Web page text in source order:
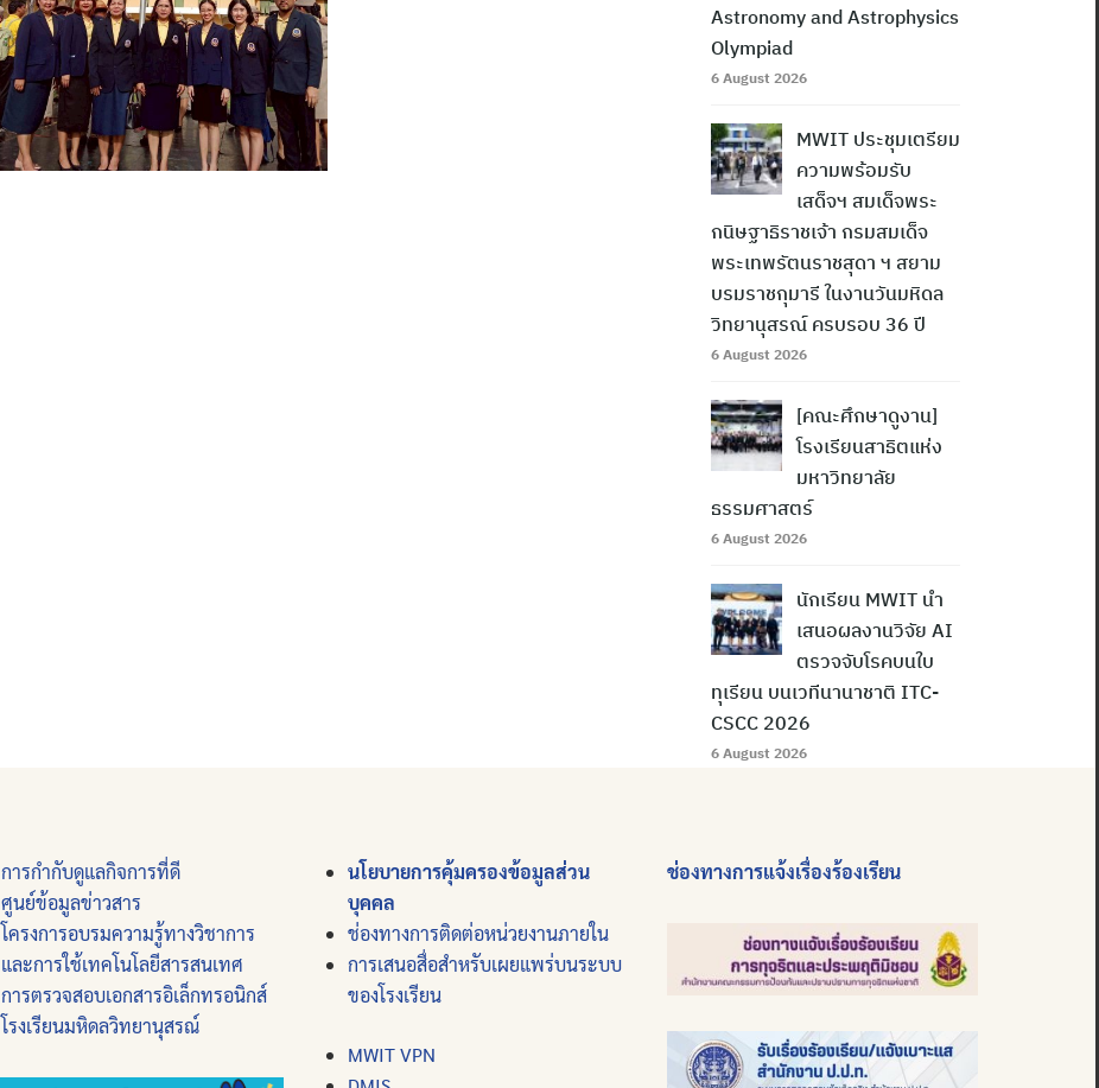
Astronomy and Astrophysics
Olympiad
6 August 2026
MWIT ประชุมเตรียม
ความพร้อมรับ
เสด็จฯ สมเด็จพระ
กนิษฐาธิราชเจ้า กรมสมเด็จ
พระเทพรัตนราชสุดา ฯ สยาม
บรมราชกุมารี ในงานวันมหิดล
วิทยานุสรณ์ ครบรอบ 36 ปี
6 August 2026
[คณะศึกษาดูงาน]
โรงเรียนสาธิตแห่ง
มหาวิทยาลัย
ธรรมศาสตร์
6 August 2026
นักเรียน MWIT นำ
เสนอผลงานวิจัย AI
ตรวจจับโรคบนใบ
ทุเรียน บนเวทีนานาชาติ ITC-
CSCC 2026
6 August 2026
การกำกับดูแลกิจการที่ดี
ศูนย์ข้อมูลข่าวสาร
โครงการอบรมความรู้ทางวิชาการ
และการใช้เทคโนโลยีสารสนเทศ
การตรวจสอบเอกสารอิเล็กทรอนิกส์
โรงเรียนมหิดลวิทยานุสรณ์
นโยบายการคุ้มครองข้อมูลส่วน
บุคคล
ช่องทางการติดต่อหน่วยงานภายใน
การเสนอสื่อสำหรับเผยแพร่บนระบบ
ของโรงเรียน
MWIT VPN
ช่องทางการแจ้งเรื่องร้องเรียน